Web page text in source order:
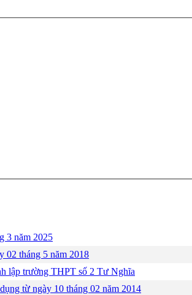
3 năm 2025
02 tháng 5 năm 2018
lập trường THPT số 2 Tư Nghĩa
từ ngày 10 tháng 02 năm 2014